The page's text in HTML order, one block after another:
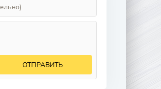
ОТПРАВИТЬ